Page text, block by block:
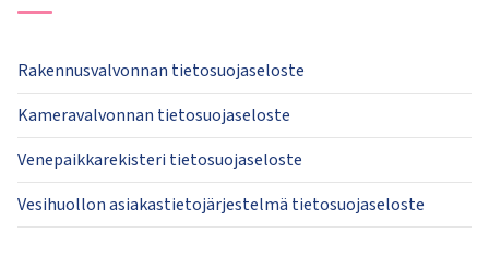
Rakennusvalvonnan tietosuojaseloste
Kameravalvonnan tietosuojaseloste
Venepaikkarekisteri tietosuojaseloste
Vesihuollon asiakastietojärjestelmä tietosuojaseloste